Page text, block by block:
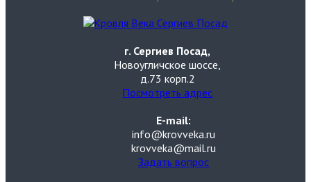
г. Сергиев Посад,
Новоугличское шоссе,
д.73 корп.2
Посмотреть адрес
E-mail:
info@krovveka.ru
krovveka@mail.ru
Задать вопрос